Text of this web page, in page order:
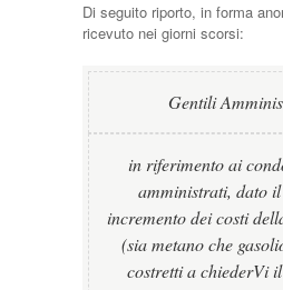
Di seguito riporto, in forma
ricevuto nei giorni scorsi:
Gentili
in riferimento ai
amministrati, dato il
incremento dei costi
(sia metano che
costretti a chiederVi